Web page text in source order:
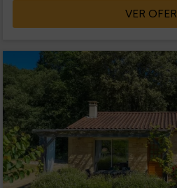
VER